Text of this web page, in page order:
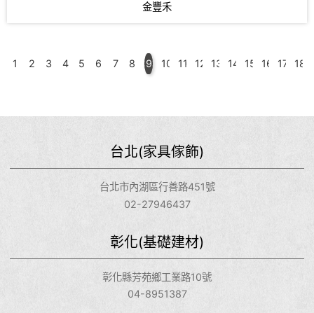
金豐禾
1 2 3 4 5 6 7 8 9 10 11 12 13 14 15 16 17 18
台北(家具傢飾)
台北市內湖區行善路451號
02-27946437
彰化(基礎建材)
彰化縣芳苑鄉工業路10號
04-8951387